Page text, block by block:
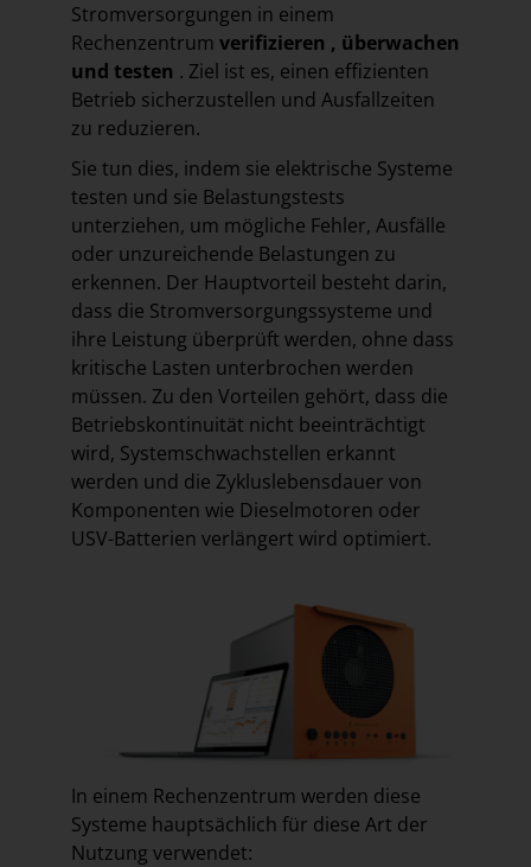
Stromversorgungen in einem
Rechenzentrum verifizieren , überwachen
und testen . Ziel ist es, einen effizienten
Betrieb sicherzustellen und Ausfallzeiten
zu reduzieren.
Sie tun dies, indem sie elektrische Systeme
testen und sie Belastungstests
unterziehen, um mögliche Fehler, Ausfälle
oder unzureichende Belastungen zu
erkennen. Der Hauptvorteil besteht darin,
dass die Stromversorgungssysteme und
ihre Leistung überprüft werden, ohne dass
kritische Lasten unterbrochen werden
müssen. Zu den Vorteilen gehört, dass die
Betriebskontinuität nicht beeinträchtigt
wird, Systemschwachstellen erkannt
werden und die Zykluslebensdauer von
Komponenten wie Dieselmotoren oder
USV-Batterien verlängert wird optimiert.
In einem Rechenzentrum werden diese
Systeme hauptsächlich für diese Art der
Nutzung verwendet: